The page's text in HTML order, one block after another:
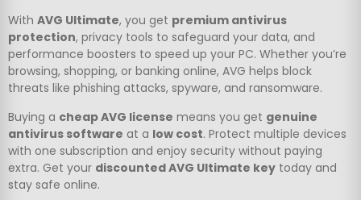
With AVG Ultimate, you get premium antivirus
protection, privacy tools to safeguard your data, and
performance boosters to speed up your PC. Whether you’re
browsing, shopping, or banking online, AVG helps block
threats like phishing attacks, spyware, and ransomware.
Buying a cheap AVG license means you get genuine
antivirus software at a low cost. Protect multiple devices
with one subscription and enjoy security without paying
extra. Get your discounted AVG Ultimate key today and
stay safe online.